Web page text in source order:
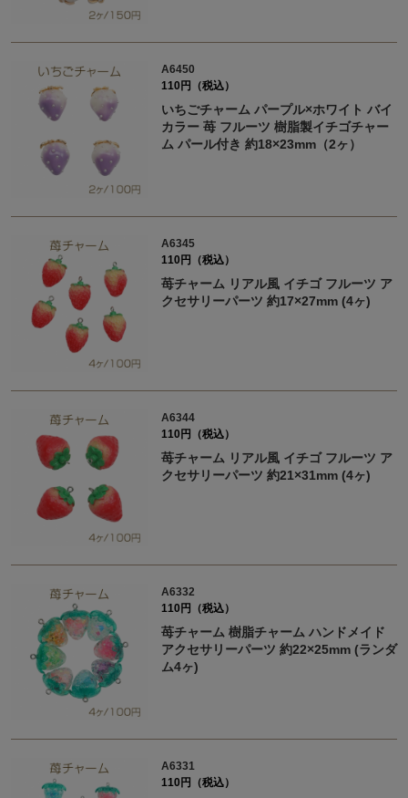
A6450
110円（税込）
いちごチャーム パープル×ホワイト バイ
カラー 苺 フルーツ 樹脂製イチゴチャー
ム パール付き 約18×23mm（2ヶ）
A6345
110円（税込）
苺チャーム リアル風 イチゴ フルーツ ア
クセサリーパーツ 約17×27mm (4ヶ)
A6344
110円（税込）
苺チャーム リアル風 イチゴ フルーツ ア
クセサリーパーツ 約21×31mm (4ヶ)
A6332
110円（税込）
苺チャーム 樹脂チャーム ハンドメイド
アクセサリーパーツ 約22×25mm (ランダ
ム4ヶ)
A6331
110円（税込）